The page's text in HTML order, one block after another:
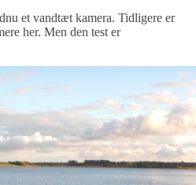
et vandtæt kamera. Tidligere er
her. Men den test er